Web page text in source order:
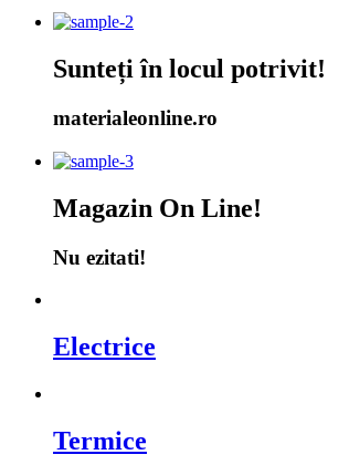
Sunteți în locul potrivit!
materialeonline.ro
Magazin On Line!
Nu ezitati!
Electrice
Termice